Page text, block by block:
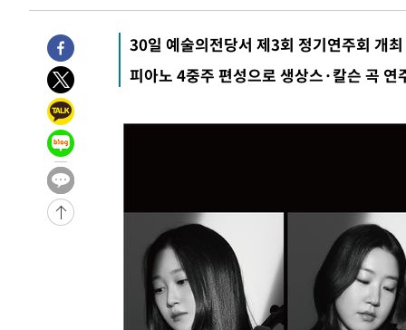
-27664초 전 >민주 콩고 에볼라환자 4천명 돌파, 4053명 발생 1850명
-26914초 전 >
[속보]'300억원대 사기 혐의' 차가원 대표 구속 송치
-26108초 전 >
"미 전국적 살모네라 식중독 원인은 멕시코산 할라피뇨
-24621초 전 >
[속보]경찰·노동부, HL만도 평택사업장 끼임 사망 관련
-24502초 전 >
압수수색
-24257초 전 >
-24053초 전 >
-24039초 전 >
-24007초 전 >
[속보]코스피, 6300선 재탈환…1.09% 오른 6365.07
시리아 다마스쿠스 교외에서 미니버스 폭발.. 14명 부상,
입추에도 극한더위…서울 낮 39도 '폭염중대경보'
이란, 호르무즈서 "적국 목표물들"과 대치로 남부 케슘
[속보]美, 폴리실리콘 수입 규제…파생제품 15% 관세,
30일 예술의전당서 제3회 정기연주회 개최
피아노 4중주 편성으로 생상스·칼슨 곡 연